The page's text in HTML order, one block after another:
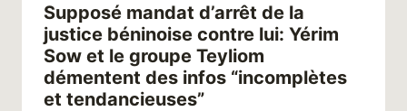
Supposé mandat d’arrêt de la
justice béninoise contre lui: Yérim
Sow et le groupe Teyliom
démentent des infos “incomplètes
et tendancieuses”